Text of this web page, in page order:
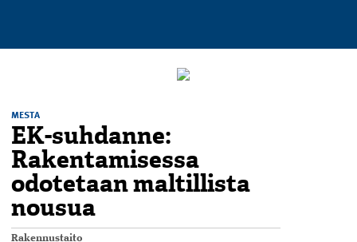
MESTA
EK-suhdanne:
Rakentamisessa
odotetaan maltillista
nousua
Rakennustaito